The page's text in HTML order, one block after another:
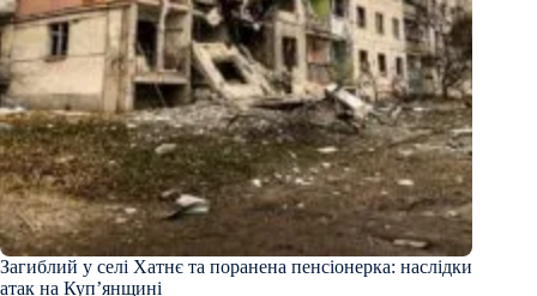
Загиблий у селі Хатнє та поранена пенсіонерка: наслідки
атак на Купʼянщині